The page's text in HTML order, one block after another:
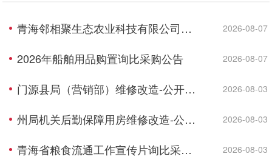
青海邻相聚生态农业科技有限公司供应链集散中心建设项目资格预审公告(代招标公告) 2026-08-07
2026年船舶用品购置询比采购公告 2026-08-07
门源县局（营销部）维修改造-公开招标公告 2026-08-03
州局机关后勤保障用房维修改造-公开招标公告 2026-08-03
青海省粮食流通工作宣传片询比采购公告 2026-08-03